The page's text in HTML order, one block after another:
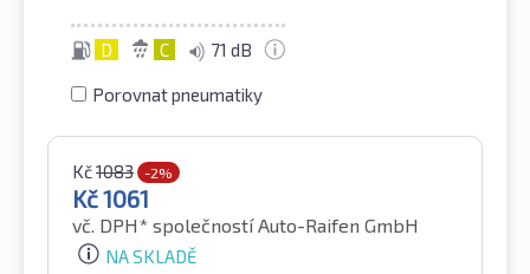
D C 71 dB
Porovnat pneumatiky
Kč1083 -2%
Kč1061
vč. DPH* společností Auto-Raifen GmbH
NA SKLADĚ